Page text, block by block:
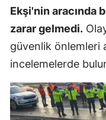
Ekşi'nin aracında
zarar gelmedi.
güvenlik önlemleri
incelemelerde